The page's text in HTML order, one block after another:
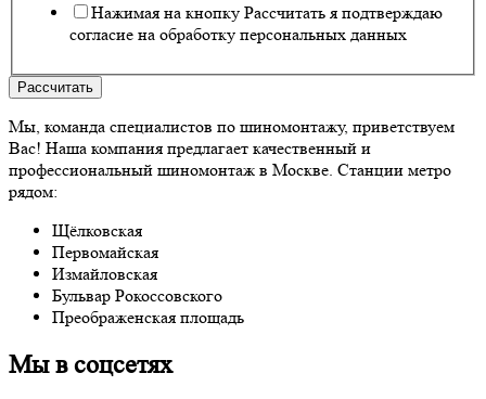
Нажимая на кнопку Рассчитать я подтверждаю
согласие на обработку персональных данных
Рассчитать
Мы, команда специалистов по шиномонтажу, приветствуем
Вас! Наша компания предлагает качественный и
профессиональный шиномонтаж в Москве. Станции метро
рядом:
Щёлковская
Первомайская
Измайловская
Бульвар Рокоссовского
Преображенская площадь
Мы в соцсетях